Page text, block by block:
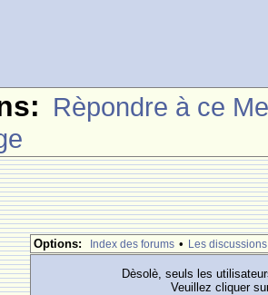
Rèpondre à ce
Options: Index des forums • Les discussions
Dèsolè, seuls les
Veuillez cliquer